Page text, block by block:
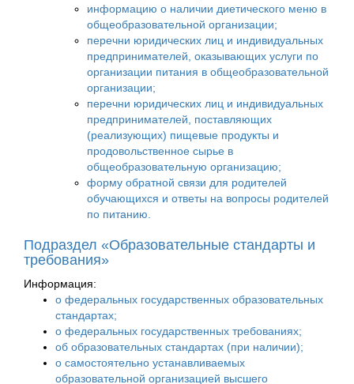
информацию о наличии диетического меню в
общеобразовательной организации;
перечни юридических лиц и индивидуальных
предпринимателей, оказывающих услуги по
организации питания в общеобразовательной
организации;
перечни юридических лиц и индивидуальных
предпринимателей, поставляющих
(реализующих) пищевые продукты и
продовольственное сырье в
общеобразовательную организацию;
форму обратной связи для родителей
обучающихся и ответы на вопросы родителей
по питанию.
Подраздел «Образовательные стандарты и
требования»
Информация:
о федеральных государственных образовательных
стандартах;
о федеральных государственных требованиях;
об образовательных стандартах (при наличии);
о самостоятельно устанавливаемых
образовательной организацией высшего